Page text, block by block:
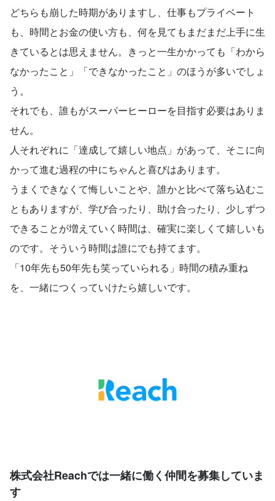
どちらも崩した時期がありますし、仕事もプライベート
も、時間とお金の使い方も、何を見てもまだまだ上手に生
きているとは思えません。きっと一生かかっても「わから
なかったこと」「できなかったこと」のほうが多いでしょ
う。
それでも、誰もがスーパーヒーローを目指す必要はありま
せん。
人それぞれに「達成して嬉しい地点」があって、そこに向
かって進む過程の中にちゃんと喜びはあります。
うまくできなくて悔しいことや、誰かと比べて落ち込むこ
ともありますが、学び合ったり、助け合ったり、少しずつ
できることが増えていく時間は、確実に楽しくて嬉しいも
のです。そういう時間は誰にでも持てます。
「10年先も50年先も笑っていられる」時間の積み重ね
を、一緒につくっていけたら嬉しいです。
株式会社Reachでは一緒に働く仲間を募集していま
す